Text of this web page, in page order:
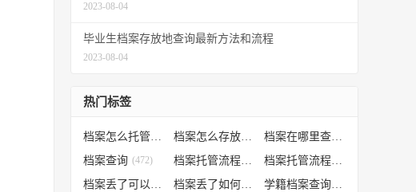
2023-08-04
毕业生档案存放地查询最新方法和流程
2023-08-04
热门标签
档案怎么托管(807) 档案怎么存放到人才市场 (535) 档案在哪里查询
档案查询 (472) 档案托管流程(454) 档案托管流程
档案丢了可以补办吗 (371) 档案丢了如何补办 (301) 学籍档案查询